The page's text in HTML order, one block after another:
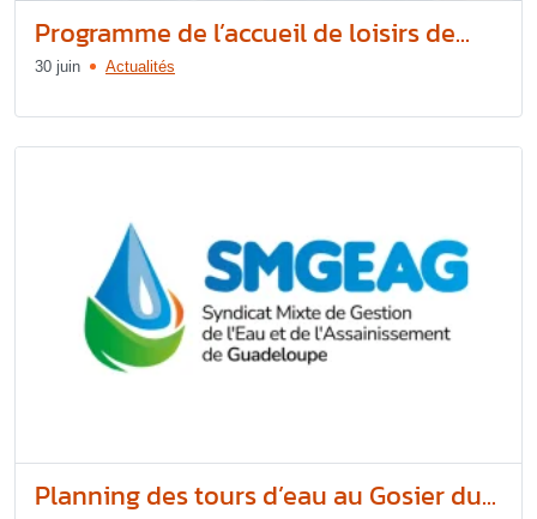
Programme de l’accueil de loisirs de...
30 juin Actualités
Planning des tours d’eau au Gosier du...